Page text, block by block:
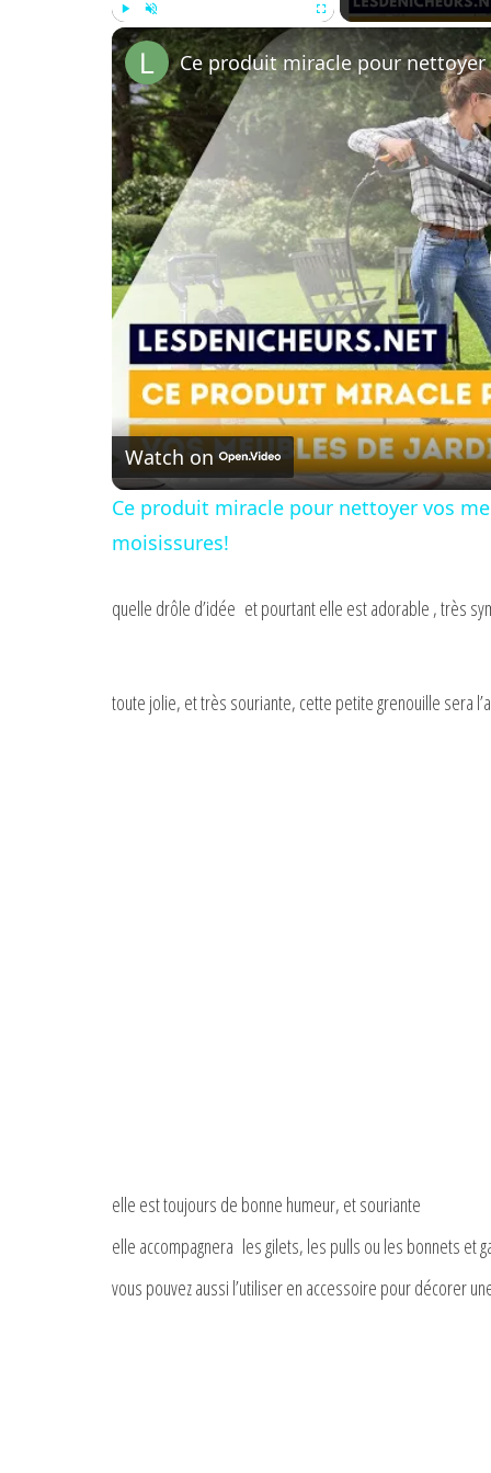
Play Unmute Fullscreen
Watch on
Ce produit miracle pour nettoyer vos
moisissures!
quelle drôle d’idée et pourtant elle est adorable , très
toute jolie, et très souriante, cette petite grenouille sera
elle est toujours de bonne humeur, et souriante
elle accompagnera les gilets, les pulls ou les bonnets et
vous pouvez aussi l’utiliser en accessoire pour décorer